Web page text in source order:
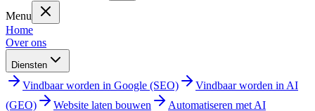
Menu
Home
Over ons
Diensten
Vindbaar worden in Google (SEO)
Vindbaar worden in AI
(GEO)
Website laten bouwen
Automatiseren met AI